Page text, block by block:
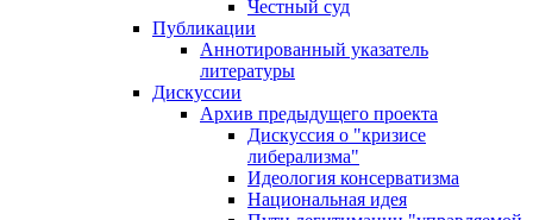
Честный суд
Публикации
Аннотированный указатель
литературы
Дискуссии
Архив предыдущего проекта
Дискуссия о "кризисе
либерализма"
Идеология консерватизма
Национальная идея